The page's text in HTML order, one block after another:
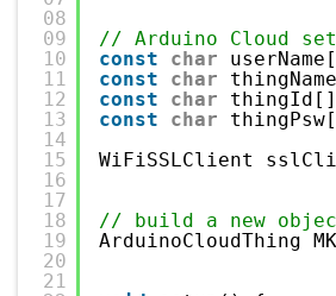
08
09
10
11
12
13
14
15
16
17
18
19
20
21
// Arduino Cloud
const
char
const
char
const
char thingId[]
const
char
WiFiSSLClient
// build a new object
ArduinoCloudThing